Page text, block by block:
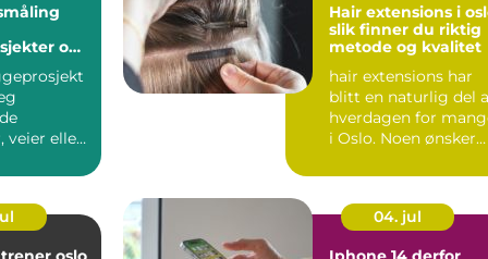
og
veier eller
Hair extensions i
slik finner du riktig
metode og kvalitet
hair extensions har
blitt en naturlig del
hverdagen for
i Oslo. Noen ønsker
04. jul